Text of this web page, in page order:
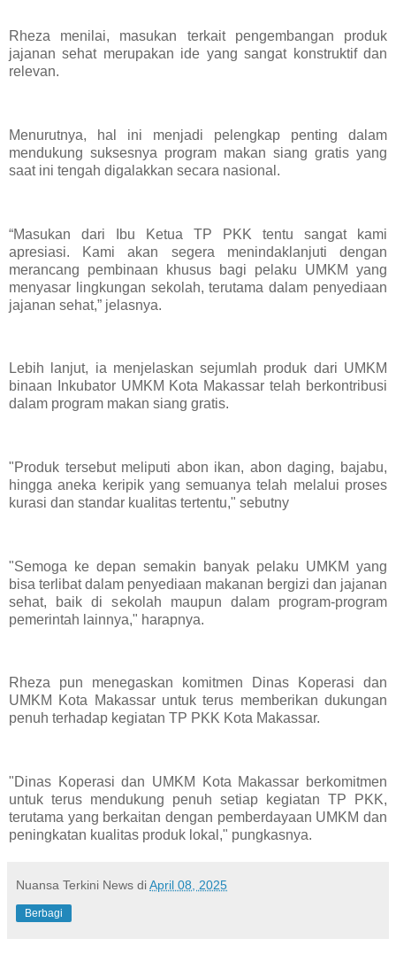
Rheza menilai, masukan terkait pengembangan produk
jajanan sehat merupakan ide yang sangat konstruktif dan
relevan.
Menurutnya, hal ini menjadi pelengkap penting dalam
mendukung suksesnya program makan siang gratis yang
saat ini tengah digalakkan secara nasional.
“Masukan dari Ibu Ketua TP PKK tentu sangat kami
apresiasi. Kami akan segera menindaklanjuti dengan
merancang pembinaan khusus bagi pelaku UMKM yang
menyasar lingkungan sekolah, terutama dalam penyediaan
jajanan sehat,” jelasnya.
Lebih lanjut, ia menjelaskan sejumlah produk dari UMKM
binaan Inkubator UMKM Kota Makassar telah berkontribusi
dalam program makan siang gratis.
"Produk tersebut meliputi abon ikan, abon daging, bajabu,
hingga aneka keripik yang semuanya telah melalui proses
kurasi dan standar kualitas tertentu," sebutny
"Semoga ke depan semakin banyak pelaku UMKM yang
bisa terlibat dalam penyediaan makanan bergizi dan jajanan
sehat, baik di sekolah maupun dalam program-program
pemerintah lainnya," harapnya.
Rheza pun menegaskan komitmen Dinas Koperasi dan
UMKM Kota Makassar untuk terus memberikan dukungan
penuh terhadap kegiatan TP PKK Kota Makassar.
"Dinas Koperasi dan UMKM Kota Makassar berkomitmen
untuk terus mendukung penuh setiap kegiatan TP PKK,
terutama yang berkaitan dengan pemberdayaan UMKM dan
peningkatan kualitas produk lokal," pungkasnya.
Nuansa Terkini News diApril 08, 2025
Berbagi